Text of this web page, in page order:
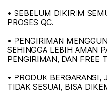
• SEBELUM DIKIRIM
PROSES QC.
• PENGIRIMAN
SEHINGGA LEBIH AMAN
PENGIRIMAN, DAN FREE
• PRODUK BERGARANSI,
TIDAK SESUAI, BISA